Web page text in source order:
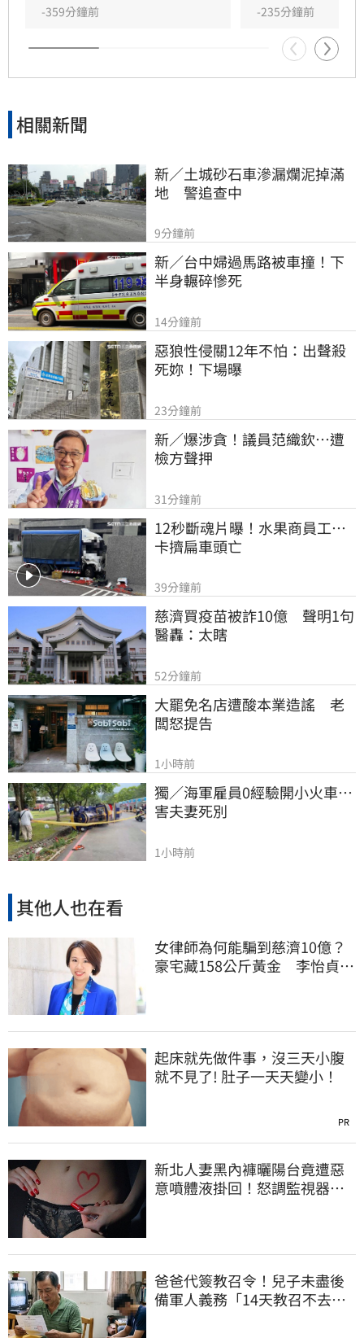
不佳，對於他疑似過勞離世感到萬分震驚與遺
憾。此事件也再次引發外界對於高強度工作與健
康管理的深層反思，提醒大眾在追求事業成就之
餘，應更加重視身體負荷，避免過勞帶來的沉重
-359分鐘前 -235分鐘前
相關新聞
新／土城砂石車滲漏爛泥掉滿
地　警追查中
9分鐘前
新／台中婦過馬路被車撞！下
半身輾碎慘死
14分鐘前
惡狼性侵關12年不怕：出聲殺
死妳！下場曝
23分鐘前
新／爆涉貪！議員范織欽…遭
檢方聲押
31分鐘前
12秒斷魂片曝！水果商員工…
卡擠扁車頭亡
39分鐘前
慈濟買疫苗被詐10億　聲明1句
醫轟：太瞎
52分鐘前
大罷免名店遭酸本業造謠　老
闆怒提告
1小時前
獨／海軍雇員0經驗開小火車…
害夫妻死別
1小時前
其他人也在看
女律師為何能騙到慈濟10億？
豪宅藏158公斤黃金 李怡貞驚
起床就先做件事，沒三天小腹
就不見了! 肚子一天天變小！
PR
新北人妻黑內褲曬陽台竟遭惡
意噴體液掛回！怒調監視器竟
爸爸代簽教召令！兒子未盡後
備軍人義務「14天教召不去」